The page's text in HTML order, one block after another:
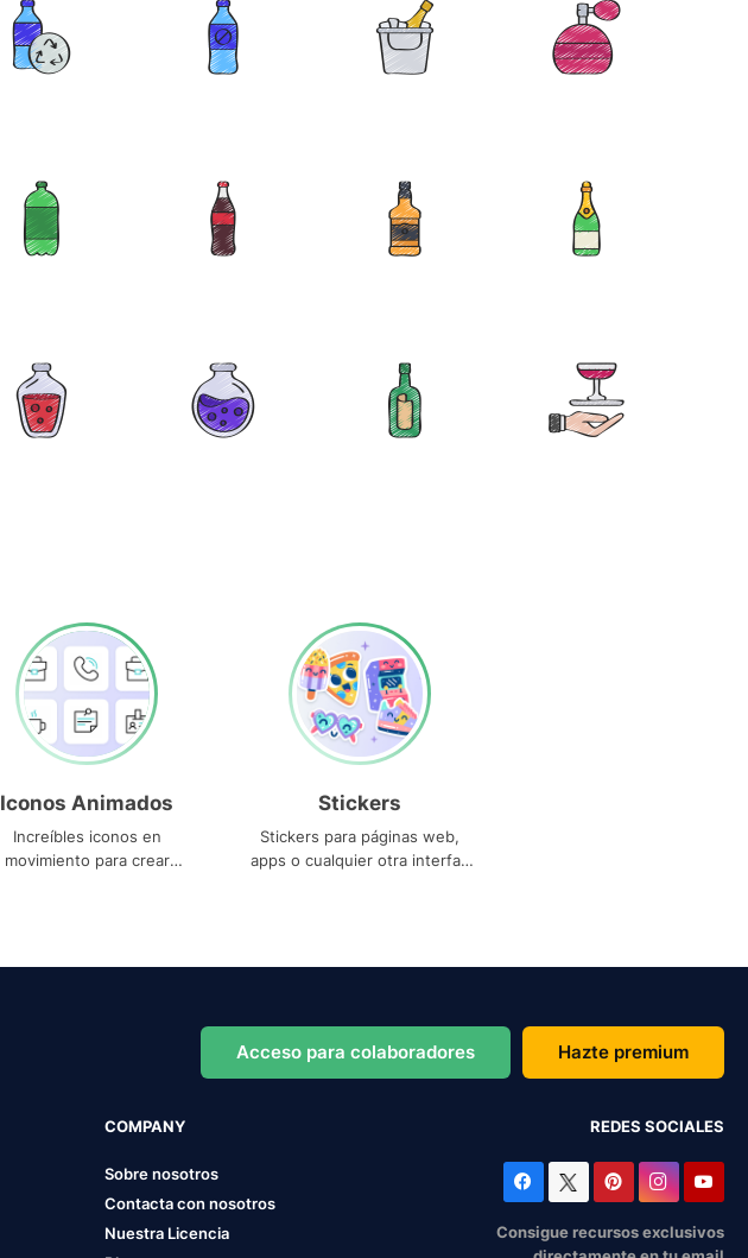
Iconos Animados
Increíbles iconos en
movimiento para crear
Stickers
Stickers para páginas web,
apps o cualquier otra interfaz
Acceso para colaboradores Hazte premium
COMPANY
Sobre nosotros
Contacta con nosotros
Nuestra Licencia
REDES SOCIALES
Consigue recursos exclusivos